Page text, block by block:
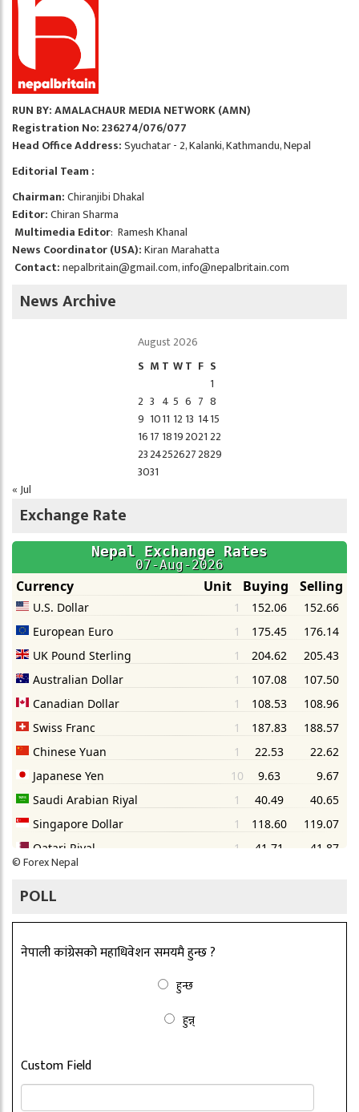
RUN BY: AMALACHAUR MEDIA NETWORK (AMN)
Registration No: 236274/076/077
Head Office Address:Syuchatar - 2, Kalanki, Kathmandu, Nepal
Editorial Team :
Chairman:Chiranjibi Dhakal
Editor:Chiran Sharma
Multimedia Editor: Ramesh Khanal
News Coordinator (USA):Kiran Marahatta
Contact:nepalbritain@gmail.com,info@nepalbritain.com
News Archive
August 2026
S M T WT F S
1
2 3 4 5 6 7 8
9 1011 12 13 1415
1617 1819202122
23242526272829
3031
« Jul
Exchange Rate
©Forex Nepal
POLL
नेपाली कांग्रेसको महाधिवेशन समयमै हुन्छ ?
हुन्छ
हुन्न्
Custom Field